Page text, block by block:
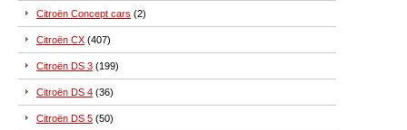
Citroën Concept cars (2)
Citroën CX (407)
Citroën DS 3 (199)
Citroën DS 4 (36)
Citroën DS 5 (50)